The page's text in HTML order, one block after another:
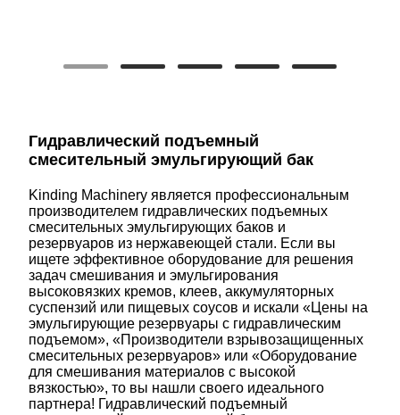
Гидравлический подъемный
смесительный эмульгирующий бак
Kinding Machinery является профессиональным
производителем гидравлических подъемных
смесительных эмульгирующих баков и
резервуаров из нержавеющей стали. Если вы
ищете эффективное оборудование для решения
задач смешивания и эмульгирования
высоковязких кремов, клеев, аккумуляторных
суспензий или пищевых соусов и искали «Цены на
эмульгирующие резервуары с гидравлическим
подъемом», «Производители взрывозащищенных
смесительных резервуаров» или «Оборудование
для смешивания материалов с высокой
вязкостью», то вы нашли своего идеального
партнера! Гидравлический подъемный